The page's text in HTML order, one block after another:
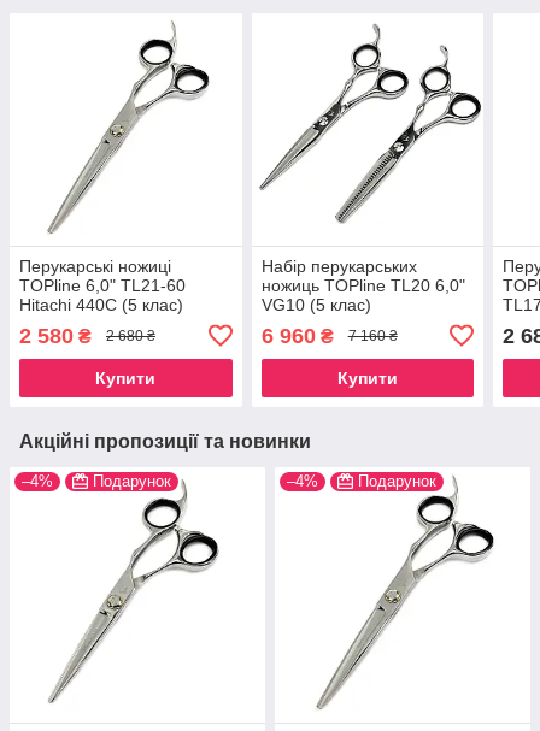
Перукарські ножиці
TOPline 6,0" TL21-60
Hitachi 440C (5 клас)
2 580 ₴ 2 680 ₴
Купити
Набір перукарських
ножиць TOPline TL20 6,0"
VG10 (5 клас)
6 960₴ 7 160 ₴
Купити
2
Акційні пропозиції та новинки
–4% Подарунок –4% Подарунок